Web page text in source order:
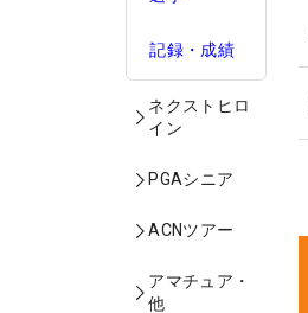
記録・成績
ネクストヒロ
イン
PGAシニア
ACNツアー
アマチュア・
他